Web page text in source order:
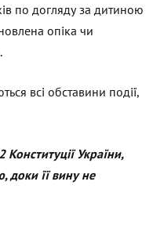
по догляду за дитиною
опіка чи
всі обставини події,
Конституції України,
доки її вину не